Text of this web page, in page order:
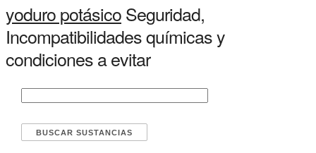
yoduro potásicoSeguridad,
Incompatibilidades químicas y
condiciones a evitar